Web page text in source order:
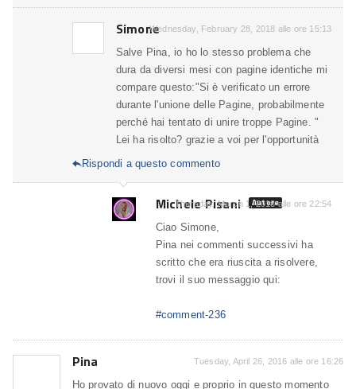
SimoneWednesday, February 28, 2018 alle ore 15:13
Salve Pina, io ho lo stesso problema che
dura da diversi mesi con pagine identiche mi
compare questo:"Si è verificato un errore
durante l'unione delle Pagine, probabilmente
perché hai tentato di unire troppe Pagine. "
Lei ha risolto? grazie a voi per l'opportunità
Rispondi a questo commento
Michele Pisani Autore
Thursday, March 1, 2018 alle ore 22:54
Ciao Simone,
Pina nei commenti successivi ha
scritto che era riuscita a risolvere,
trovi il suo messaggio qui:
#comment-236
Pina Tuesday, April 26, 2016 alle ore 16:26
Ho provato di nuovo oggi e proprio in questo momento